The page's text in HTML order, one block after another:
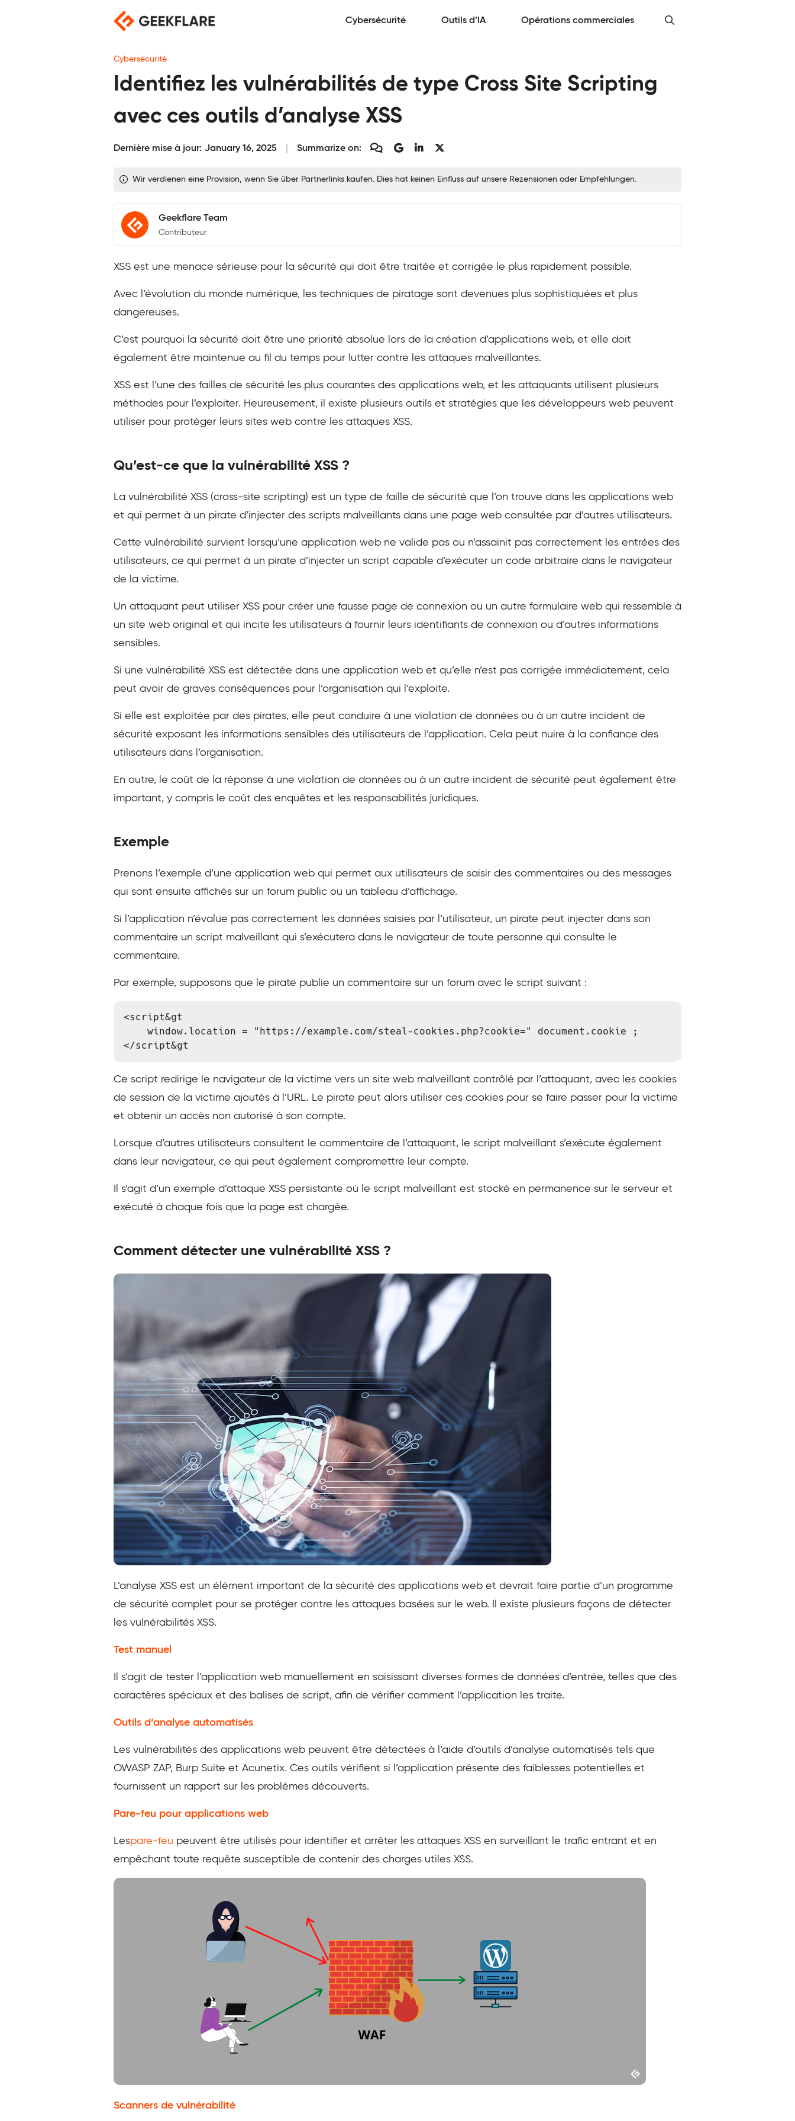
Cybersécurité Outils d’IA Opérations commerciales
Cybersécurité
Identifiez les vulnérabilités de type Cross Site Scripting
avec ces outils d’analyse XSS
Dernière mise à jour: January 16, 2025 Summarize on:
Wir verdienen eine Provision, wenn Sie über Partnerlinks kaufen. Dies hat keinen Einfluss auf unsere Rezensionen oder Empfehlungen.
Geekflare Team
Contributeur
XSS est une menace sérieuse pour la sécurité qui doit être traitée et corrigée le plus rapidement possible.
Avec l’évolution du monde numérique, les techniques de piratage sont devenues plus sophistiquées et plus
dangereuses.
C’est pourquoi la sécurité doit être une priorité absolue lors de la création d’applications web, et elle doit
également être maintenue au fil du temps pour lutter contre les attaques malveillantes.
XSS est l’une des failles de sécurité les plus courantes des applications web, et les attaquants utilisent plusieurs
méthodes pour l’exploiter. Heureusement, il existe plusieurs outils et stratégies que les développeurs web peuvent
utiliser pour protéger leurs sites web contre les attaques XSS.
Qu’est-ce que la vulnérabilité XSS ?
La vulnérabilité XSS (cross-site scripting) est un type de faille de sécurité que l’on trouve dans les applications web
et qui permet à un pirate d’injecter des scripts malveillants dans une page web consultée par d’autres utilisateurs.
Cette vulnérabilité survient lorsqu’une application web ne valide pas ou n’assainit pas correctement les entrées des
utilisateurs, ce qui permet à un pirate d’injecter un script capable d’exécuter un code arbitraire dans le navigateur
de la victime.
Un attaquant peut utiliser XSS pour créer une fausse page de connexion ou un autre formulaire web qui ressemble à
un site web original et qui incite les utilisateurs à fournir leurs identifiants de connexion ou d’autres informations
sensibles.
Si une vulnérabilité XSS est détectée dans une application web et qu’elle n’est pas corrigée immédiatement, cela
peut avoir de graves conséquences pour l’organisation qui l’exploite.
Si elle est exploitée par des pirates, elle peut conduire à une violation de données ou à un autre incident de
sécurité exposant les informations sensibles des utilisateurs de l’application. Cela peut nuire à la confiance des
utilisateurs dans l’organisation.
En outre, le coût de la réponse à une violation de données ou à un autre incident de sécurité peut également être
important, y compris le coût des enquêtes et les responsabilités juridiques.
Exemple
Prenons l’exemple d’une application web qui permet aux utilisateurs de saisir des commentaires ou des messages
qui sont ensuite affichés sur un forum public ou un tableau d’affichage.
Si l’application n’évalue pas correctement les données saisies par l’utilisateur, un pirate peut injecter dans son
commentaire un script malveillant qui s’exécutera dans le navigateur de toute personne qui consulte le
commentaire.
Par exemple, supposons que le pirate publie un commentaire sur un forum avec le script suivant :
<script&gt
Ce script redirige le navigateur de la victime vers un site web malveillant contrôlé par l’attaquant, avec les cookies
de session de la victime ajoutés à l’URL. Le pirate peut alors utiliser ces cookies pour se faire passer pour la victime
et obtenir un accès non autorisé à son compte.
Lorsque d’autres utilisateurs consultent le commentaire de l’attaquant, le script malveillant s’exécute également
dans leur navigateur, ce qui peut également compromettre leur compte.
Il s’agit d’un exemple d’attaque XSS persistante où le script malveillant est stocké en permanence sur le serveur et
exécuté à chaque fois que la page est chargée.
Comment détecter une vulnérabilité XSS ?
L’analyse XSS est un élément important de la sécurité des applications web et devrait faire partie d’un programme
de sécurité complet pour se protéger contre les attaques basées sur le web. Il existe plusieurs façons de détecter
les vulnérabilités XSS.
Test manuel
Il s’agit de tester l’application web manuellement en saisissant diverses formes de données d’entrée, telles que des
caractères spéciaux et des balises de script, afin de vérifier comment l’application les traite.
Outils d’analyse automatisés
Les vulnérabilités des applications web peuvent être détectées à l’aide d’outils d’analyse automatisés tels que
OWASP ZAP, Burp Suite et Acunetix. Ces outils vérifient si l’application présente des faiblesses potentielles et
fournissent un rapport sur les problèmes découverts.
Pare-feu pour applications web
Lespare-feu peuvent être utilisés pour identifier et arrêter les attaques XSS en surveillant le trafic entrant et en
empêchant toute requête susceptible de contenir des charges utiles XSS.
Scanners de vulnérabilité